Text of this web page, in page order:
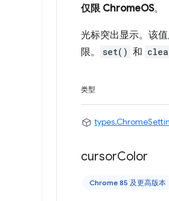
仅限 ChromeOS。
光标突出显示。该
限。
set() 和
类型
cursorColor
Chrome 85 及更高版本